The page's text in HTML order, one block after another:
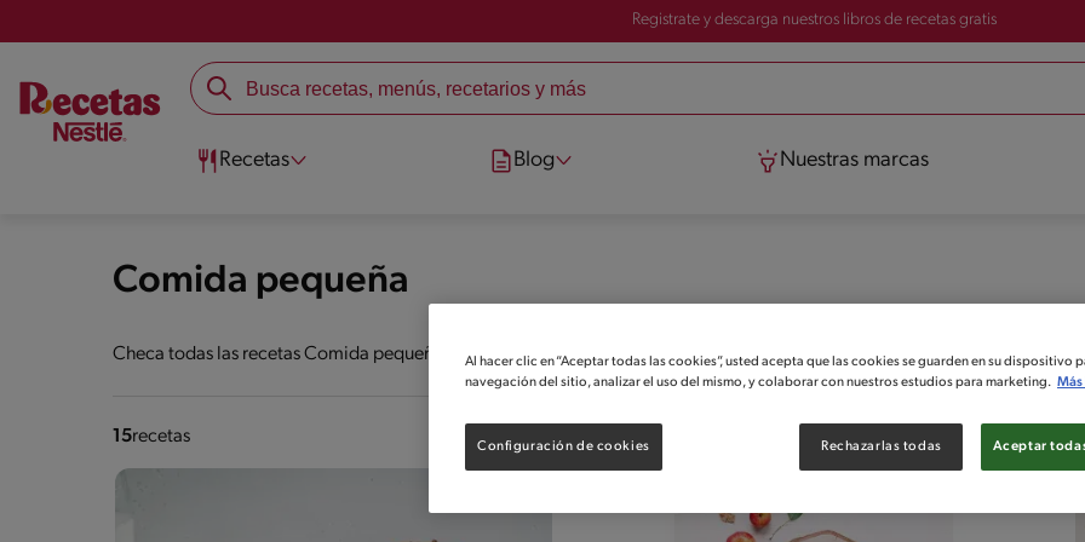
Registrate y descarga nuestros libros de recetas gratis
Recetas Blog Nuestras marcas
Comida pequeña
Checa todas las recetas Comida pequeña que hemos separado para que te aventures en la cocina y te sientas un
15recetas
Al hacer clic en “Aceptar todas las cookies”, usted acepta que las cookies se guarden en su dispositivo
navegación del sitio, analizar el uso del mismo, y colaborar con nuestros estudios para marketing.
Rechazarlas todas Aceptar
Configuración de cookies